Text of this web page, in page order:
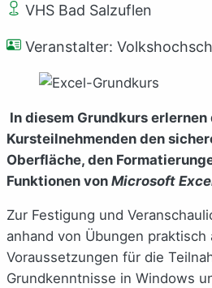
VHS Bad Salzuflen
Veranstalter:
In diesem Grundkurs erlernen
Kursteilnehmenden den
Oberfläche, den
Funktionen von Microsoft
Zur Festigung und
anhand von Übungen praktisch
Voraussetzungen für die
Grundkenntnisse in Windows